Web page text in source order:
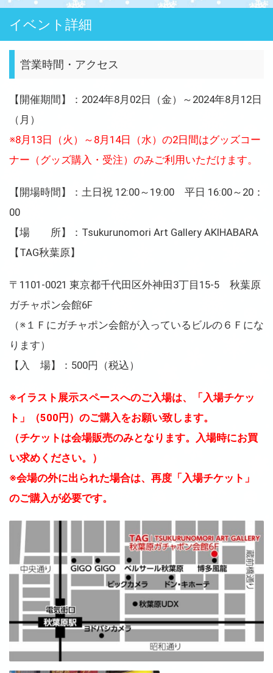
イベント詳細
営業時間・アクセス
【開催期間】：2024年8月02日（金）～2024年8月12日
（月）
※8月13日（火）～8月14日（水）の2日間はグッズコー
ナー（グッズ購入・受注）のみご利用いただけます。
【開場時間】：土日祝 12:00～19:00 平日 16:00～20：
00
【場 所】：Tsukurunomori Art Gallery AKIHABARA
【TAG秋葉原】
〒1101-0021 東京都千代田区外神田3丁目15-5 秋葉原
ガチャポン会館6F
（※１Ｆにガチャポン会館が入っているビルの６Ｆにな
ります）
【入 場】：500円（税込）
※イラスト展示スペースへのご入場は、「入場チケッ
ト」（500円）のご購入をお願い致します。
（チケットは会場販売のみとなります。入場時にお買
い求めください。）
※会場の外に出られた場合は、再度「入場チケット」
のご購入が必要です。